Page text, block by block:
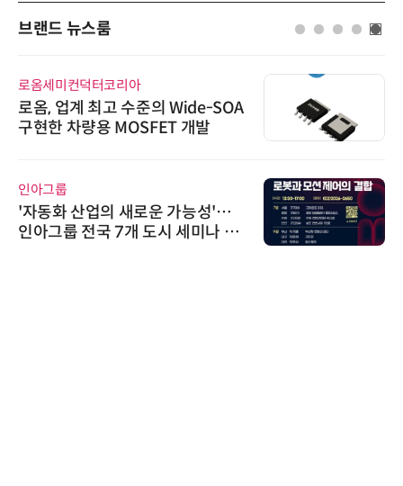
브랜드 뉴스룸
로옴세미컨덕터코리아
로옴, 업계 최고 수준의 Wide-SOA
구현한 차량용 MOSFET 개발
인아그룹
'자동화 산업의 새로운 가능성'…
인아그룹 전국 7개 도시 세미나 페